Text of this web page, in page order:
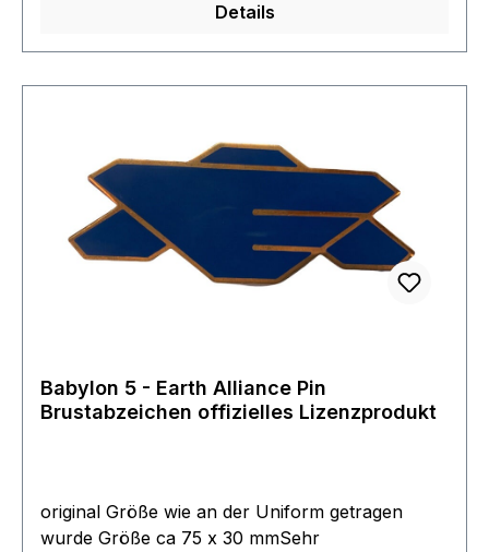
Details
Babylon 5 - Earth Alliance Pin
Brustabzeichen offizielles Lizenzprodukt
original Größe wie an der Uniform getragen
wurde Größe ca 75 x 30 mmSehr